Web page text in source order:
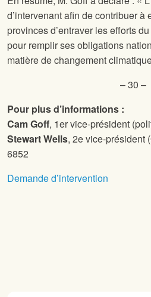
d’intervenant afin de contribuer à
provinces d’entraver les efforts
pour remplir ses obligations
matière de changement
– 30 –
Pour plus d’informations :
Cam Goff, 1er vice-président
Stewart Wells, 2e vice-président
6852
Demande d’intervention